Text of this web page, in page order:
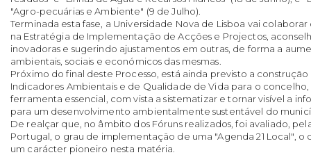
"Agro-pecuárias e Ambiente" (9 de Julho).
Terminada esta fase, a Universidade Nova de Lisboa vai
na Estratégia de Implementação de Acções e Projectos,
inovadoras e sugerindo ajustamentos em outras, de forma a
ambientais, sociais e económicos das mesmas.
Próximo do final deste Processo, está ainda previsto a
Indicadores Ambientais e de Qualidade de Vida para o concelho,
ferramenta essencial, com vista a sistematizar e tornar visível a
para um desenvolvimento ambientalmente sustentável do
De realçar que, no âmbito dos Fóruns realizados, foi avaliado,
Portugal, o grau de implementação de uma "Agenda 21 Local", o
um carácter pioneiro nesta matéria.